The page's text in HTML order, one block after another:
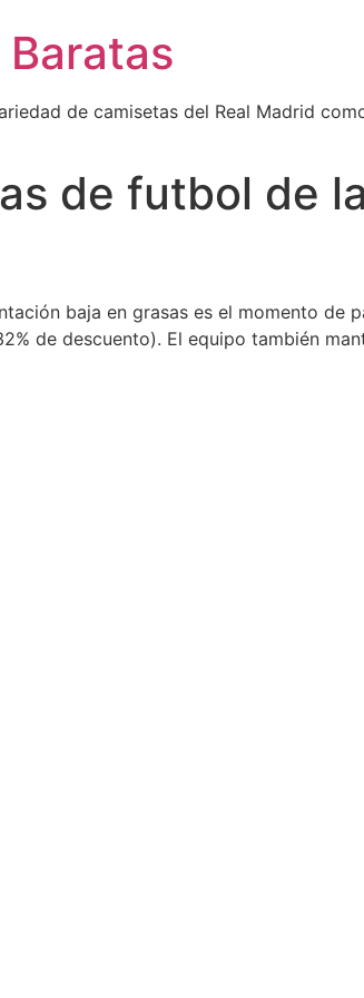
de camisetas del Real Madrid
de futbol de
baja en grasas es el momento de
de descuento). El equipo también